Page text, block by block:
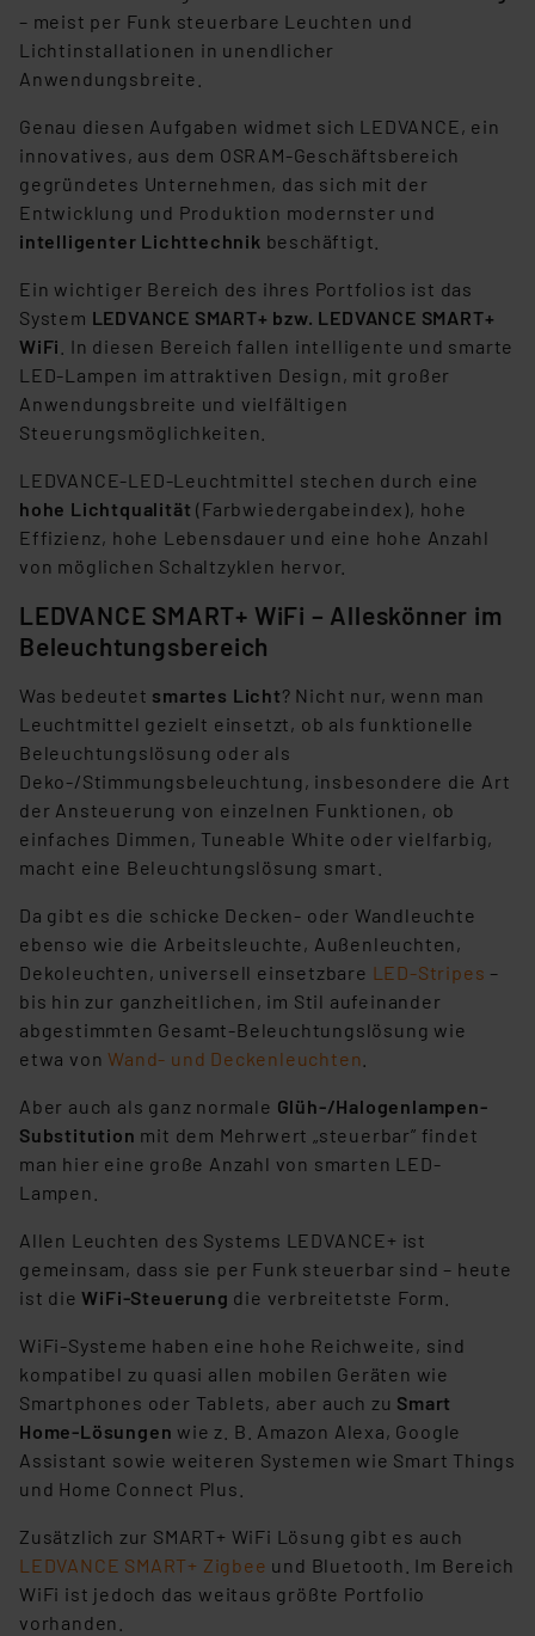
– meist per Funk steuerbare Leuchten und
Lichtinstallationen in unendlicher
Anwendungsbreite.
Genau diesen Aufgaben widmet sich LEDVANCE, ein
innovatives, aus dem OSRAM-Geschäftsbereich
gegründetes Unternehmen, das sich mit der
Entwicklung und Produktion modernster und
intelligenter Lichttechnik beschäftigt.
Ein wichtiger Bereich des ihres Portfolios ist das
System LEDVANCE SMART+ bzw. LEDVANCE SMART+
WiFi
. In diesen Bereich fallen intelligente und smarte
LED-Lampen im attraktiven Design, mit großer
Anwendungsbreite und vielfältigen
Steuerungsmöglichkeiten.
LEDVANCE-LED-Leuchtmittel stechen durch eine
hohe Lichtqualität (Farbwiedergabeindex), hohe
Effizienz, hohe Lebensdauer und eine hohe Anzahl
von möglichen Schaltzyklen hervor.
LEDVANCE SMART+ WiFi – Alleskönner im
Beleuchtungsbereich
Was bedeutet smartes Licht? Nicht nur, wenn man
Leuchtmittel gezielt einsetzt, ob als funktionelle
Beleuchtungslösung oder als
Deko-/Stimmungsbeleuchtung, insbesondere die Art
der Ansteuerung von einzelnen Funktionen, ob
einfaches Dimmen, Tuneable White oder vielfarbig,
macht eine Beleuchtungslösung smart.
Da gibt es die schicke Decken- oder Wandleuchte
ebenso wie die Arbeitsleuchte, Außenleuchten,
Dekoleuchten, universell einsetzbare LED-Stripes –
bis hin zur ganzheitlichen, im Stil aufeinander
abgestimmten Gesamt-Beleuchtungslösung wie
etwa vonWand- und Deckenleuchten
Aber auch als ganz normale Glüh-/Halogenlampen-
Substitution mit dem Mehrwert „steuerbar” findet
man hier eine große Anzahl von smarten LED-
Lampen.
Allen Leuchten des Systems LEDVANCE+ ist
gemeinsam, dass sie per Funk steuerbar sind – heute
ist dieWiFi-Steuerung die verbreitetste Form.
WiFi-Systeme haben eine hohe Reichweite, sind
kompatibel zu quasi allen mobilen Geräten wie
Smartphones oder Tablets, aber auch zu Smart
Home-Lösungen wie z. B. Amazon Alexa, Google
Assistant sowie weiteren Systemen wie Smart Things
und Home Connect Plus.
Zusätzlich zur SMART+ WiFi Lösung gibt es auch
LEDVANCE SMART+ Zigbee und Bluetooth. Im Bereich
WiFi ist jedoch das weitaus größte Portfolio
vorhanden.